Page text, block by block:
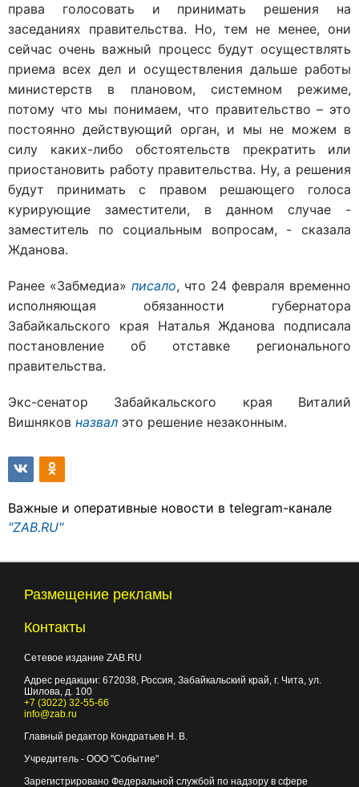
права голосовать и принимать решения на
заседаниях правительства. Но, тем не менее, они
сейчас очень важный процесс будут осуществлять
приема всех дел и осуществления дальше работы
министерств в плановом, системном режиме,
потому что мы понимаем, что правительство – это
постоянно действующий орган, и мы не можем в
силу каких-либо обстоятельств прекратить или
приостановить работу правительства. Ну, а решения
будут принимать с правом решающего голоса
курирующие заместители, в данном случае -
заместитель по социальным вопросам, - сказала
Жданова.
Ранее «Забмедиа» писало, что 24 февраля временно
исполняющая обязанности губернатора
Забайкальского края Наталья Жданова подписала
постановление об отставке регионального
правительства.
Экс-сенатор Забайкальского края Виталий
Вишняков назвал это решение незаконным.
Важные и оперативные новости в telegram-канале
"ZAB.RU"
Размещение рекламы
Контакты
Сетевое издание ZAB.RU
Адрес редакции: 672038, Россия, Забайкальский край, г. Чита, ул.
Шилова, д. 100
+7 (3022) 32-55-66
info@zab.ru
Главный редактор Кондратьев Н. В.
Учредитель - ООО "Событие"
Зарегистрировано Федеральной службой по надзору в сфере